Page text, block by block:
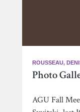
ROUSSEAU,
Photo
AGU Fall